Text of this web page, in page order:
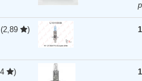
(2,89 )
)